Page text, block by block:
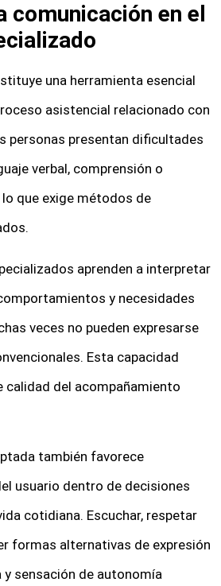
comunicación en el
una herramienta esencial
asistencial relacionado con
personas presentan dificultades
verbal, comprensión o
que exige métodos de
aprenden a interpretar
y necesidades
veces no pueden expresarse
Esta capacidad
calidad del acompañamiento
también favorece
usuario dentro de decisiones
cotidiana. Escuchar, respetar
formas alternativas de expresión
sensación de autonomía